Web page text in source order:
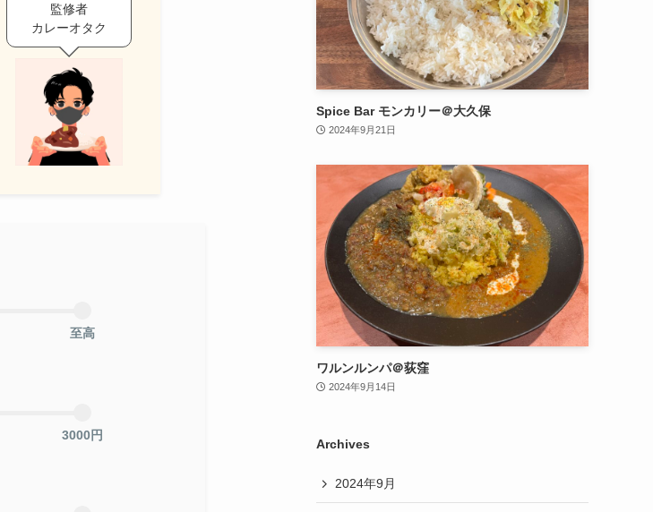
監修者
カレーオタク
至高
3000円
Spice Bar モンカリー＠大久保
2024年9月21日
ワルンルンパ＠荻窪
2024年9月14日
Archives
2024年9月